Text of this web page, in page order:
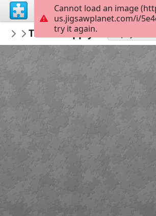
Informatiebord
Nederlandse
TrafficSupply BV
Cannot load an image
us.jigsawplanet.com/i/
try it again.